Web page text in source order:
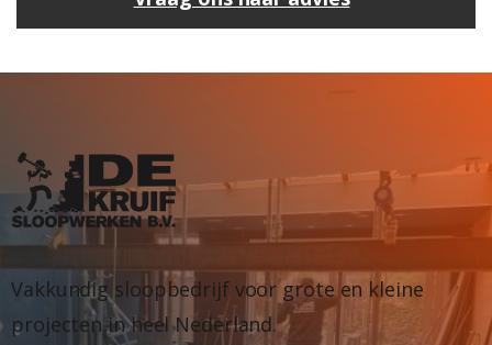
Vakkundig sloopbedrijf voor grote en kleine
projecten in heel Nederland.